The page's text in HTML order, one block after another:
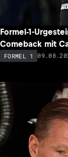
Formel-1-
Comeback mit
FORMEL 1